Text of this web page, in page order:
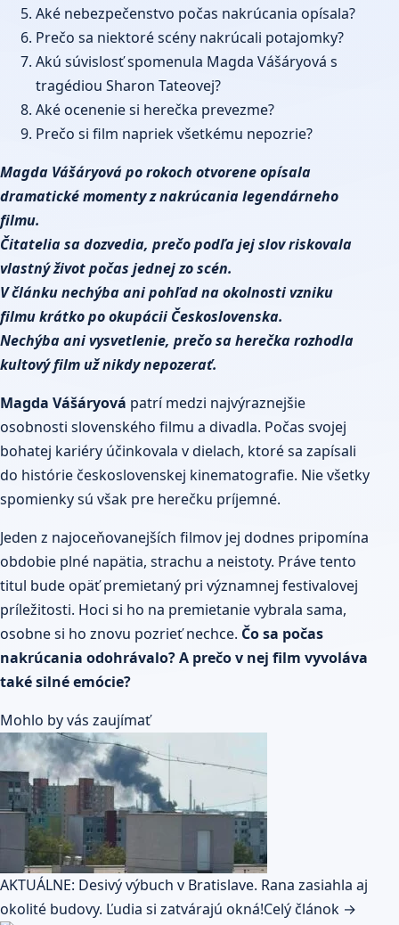
Aké nebezpečenstvo počas nakrúcania opísala?
Prečo sa niektoré scény nakrúcali potajomky?
Akú súvislosť spomenula Magda Vášáryová s
tragédiou Sharon Tateovej?
Aké ocenenie si herečka prevezme?
Prečo si film napriek všetkému nepozrie?
Magda Vášáryovápo rokoch otvorene opísala
dramatické momenty z nakrúcania legendárneho
filmu.
Čitatelia sa dozvedia, prečo podľa jej slov riskovala
vlastný život počas jednej zo scén.
V článku nechýba ani pohľad na okolnosti vzniku
filmu krátko po okupácii Československa.
Nechýba ani vysvetlenie, prečo sa herečka rozhodla
kultový film už nikdy nepozerať.
Magda Vášáryová patrí medzi najvýraznejšie
osobnosti slovenského filmu a divadla. Počas svojej
bohatej kariéry účinkovala v dielach, ktoré sa zapísali
do histórie československej kinematografie. Nie všetky
spomienky sú však pre herečku príjemné.
Jeden z najoceňovanejších filmov jej dodnes pripomína
obdobie plné napätia, strachu a neistoty. Práve tento
titul bude opäť premietaný pri významnej festivalovej
príležitosti. Hoci si ho na premietanie vybrala sama,
osobne si ho znovu pozrieť nechce. Čo sa počas
nakrúcania odohrávalo? A prečo v nej film vyvoláva
také silné emócie?
Mohlo by vás zaujímať
AKTUÁLNE: Desivý výbuch v Bratislave. Rana zasiahla aj
okolité budovy. Ľudia si zatvárajú okná!Celý článok →